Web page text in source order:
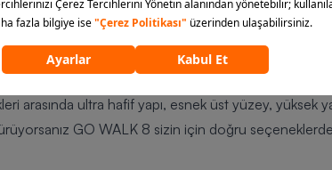
arasında yer alır. Ultra hafif yapısı sayesinde
adım sırasında oluşan darbeyi minimize
arasında ultra hafif yapı, esnek üst yüzey, yüksek
GO WALK 8 sizin için doğru